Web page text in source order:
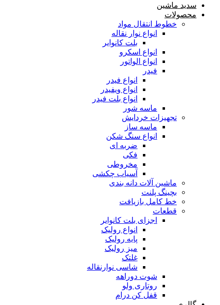
سدید ماشین
محصولات
خطوط انتقال مواد
انواع نوار نقاله
بلت کانوایر
انواع اسکرو
انواع الواتور
فیدر
انواع فیدر
انواع ویفیدر
انواع بلت فیدر
ماسه شور
تجهیزات خردایش
ماسه ساز
انواع سنگ شکن
ضربه ای
فکی
مخروطی
آسیاب چکشی
ماشین آلات دانه بندی
بچینگ پلنت
خط کامل بازیافت
قطعات
اجزای بلت کانوایر
انواع رولیک
پایه رولیک
میز رولیک
غلتک
شاسی نوارنقاله
شوت دوراهه
روتاری ولو
قفل کن درام